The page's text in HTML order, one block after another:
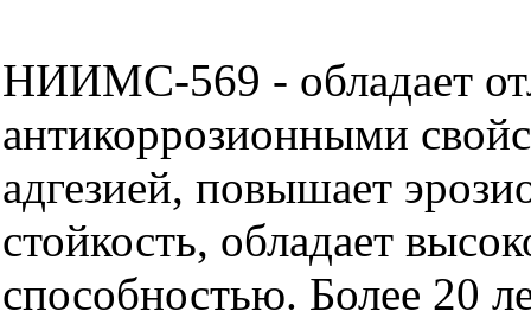
НИИМС-569 - обладает
антикоррозионными
адгезией, повышает
стойкость, обладает
способностью. Более 20